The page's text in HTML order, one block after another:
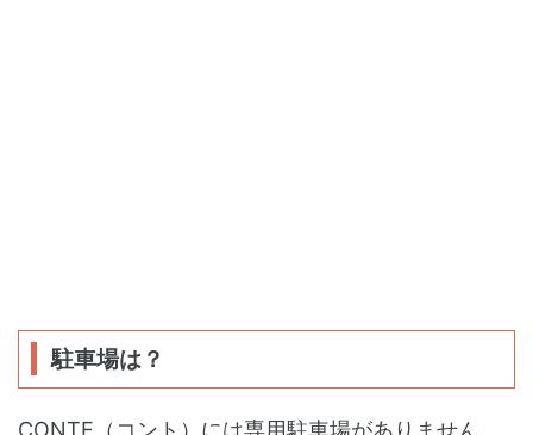
駐車場は？
CONTE（コント）には専用駐車場がありません。